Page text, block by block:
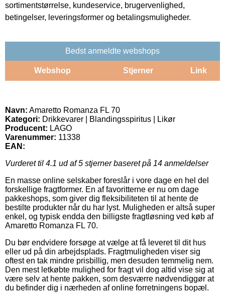
sortimentstørrelse, kundeservice, brugervenlighed,
betingelser, leveringsformer og betalingsmuligheder.
Bedst anmeldte webshops
Webshop Stjerner Link
Navn: Amaretto Romanza FL 70
Kategori: Drikkevarer | Blandingsspiritus | Likør
Producent: LAGO
Varenummer: 11338
EAN:
Vurderet til 4.1 ud af 5 stjerner baseret på 14 anmeldelser
En masse online selskaber foreslår i vore dage en hel del
forskellige fragtformer. En af favoritterne er nu om dage
pakkeshops, som giver dig fleksibiliteten til at hente de
bestilte produkter når du har lyst. Muligheden er altså super
enkel, og typisk endda den billigste fragtløsning ved køb af
Amaretto Romanza FL 70.
Du bør endvidere forsøge at vælge at få leveret til dit hus
eller ud på din arbejdsplads. Fragtmuligheden viser sig
oftest en tak mindre prisbillig, men desuden temmelig nem.
Den mest letkøbte mulighed for fragt vil dog altid vise sig at
være selv at hente pakken, som desværre nødvendiggør at
du befinder dig i nærheden af online forretningens bopæl.